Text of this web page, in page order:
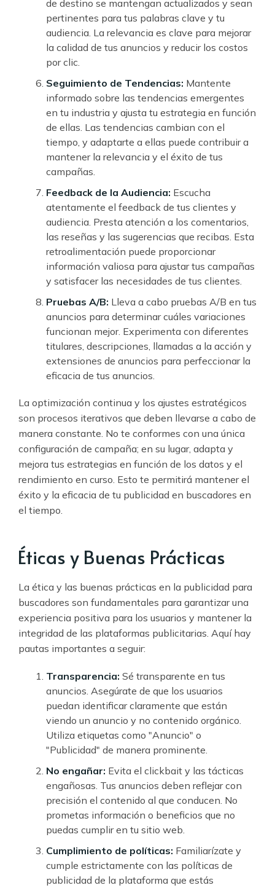
de destino se mantengan actualizados y sean
pertinentes para tus palabras clave y tu
audiencia. La relevancia es clave para mejorar
la calidad de tus anuncios y reducir los costos
por clic.
Seguimiento de Tendencias: Mantente
informado sobre las tendencias emergentes
en tu industria y ajusta tu estrategia en función
de ellas. Las tendencias cambian con el
tiempo, y adaptarte a ellas puede contribuir a
mantener la relevancia y el éxito de tus
campañas.
Feedback de la Audiencia: Escucha
atentamente el feedback de tus clientes y
audiencia. Presta atención a los comentarios,
las reseñas y las sugerencias que recibas. Esta
retroalimentación puede proporcionar
información valiosa para ajustar tus campañas
y satisfacer las necesidades de tus clientes.
Pruebas A/B: Lleva a cabo pruebas A/B en tus
anuncios para determinar cuáles variaciones
funcionan mejor. Experimenta con diferentes
titulares, descripciones, llamadas a la acción y
extensiones de anuncios para perfeccionar la
eficacia de tus anuncios.
La optimización continua y los ajustes estratégicos
son procesos iterativos que deben llevarse a cabo de
manera constante. No te conformes con una única
configuración de campaña; en su lugar, adapta y
mejora tus estrategias en función de los datos y el
rendimiento en curso. Esto te permitirá mantener el
éxito y la eficacia de tu publicidad en buscadores en
el tiempo.
Éticas y Buenas Prácticas
La ética y las buenas prácticas en la publicidad para
buscadores son fundamentales para garantizar una
experiencia positiva para los usuarios y mantener la
integridad de las plataformas publicitarias. Aquí hay
pautas importantes a seguir:
Transparencia: Sé transparente en tus
anuncios. Asegúrate de que los usuarios
puedan identificar claramente que están
viendo un anuncio y no contenido orgánico.
Utiliza etiquetas como "Anuncio" o
"Publicidad" de manera prominente.
No engañar: Evita el clickbait y las tácticas
engañosas. Tus anuncios deben reflejar con
precisión el contenido al que conducen. No
prometas información o beneficios que no
puedas cumplir en tu sitio web.
Cumplimiento de políticas: Familiarízate y
cumple estrictamente con las políticas de
publicidad de la plataforma que estás